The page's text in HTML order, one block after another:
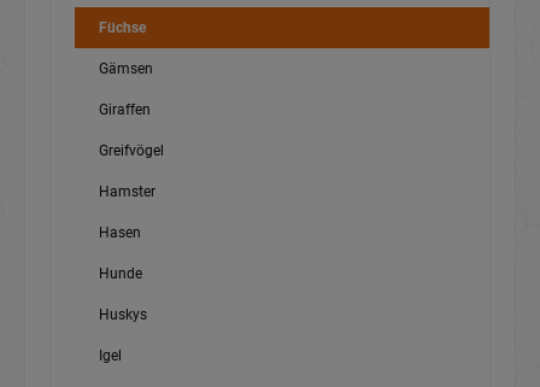
Füchse
Gämsen
Giraffen
Greifvögel
Hamster
Hasen
Hunde
Huskys
Igel